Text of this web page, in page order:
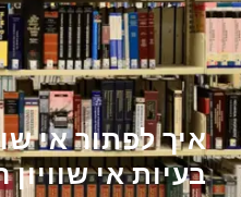
איך לפתור אי
בעיות אי